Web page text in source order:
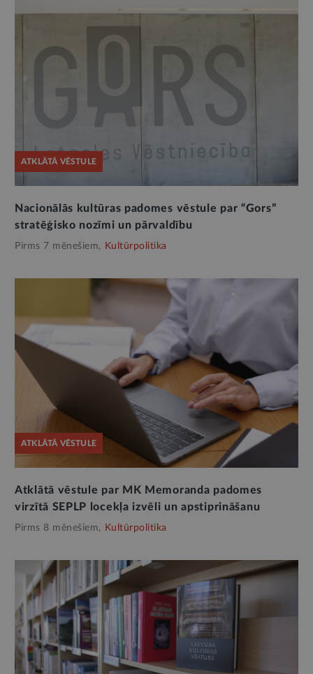
ATKLĀTĀ VĒSTULE
Nacionālās kultūras padomes vēstule par “Gors”
stratēģisko nozīmi un pārvaldību
Pirms 7 mēnešiem, Kultūrpolitika
ATKLĀTĀ VĒSTULE
Atklātā vēstule par MK Memoranda padomes
virzītā SEPLP locekļa izvēli un apstiprināšanu
Pirms 8 mēnešiem, Kultūrpolitika